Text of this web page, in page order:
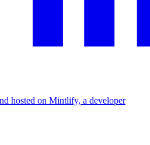
hosted on Mintlify, a developer